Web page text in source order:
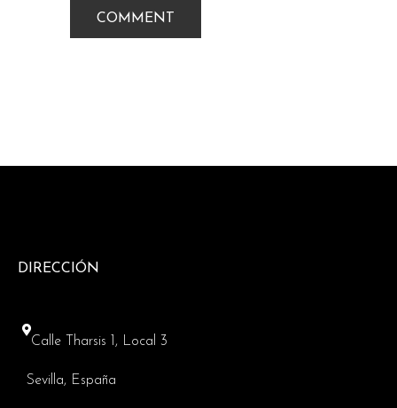
DIRECCIÓN
Calle Tharsis 1, Local 3
Sevilla, España